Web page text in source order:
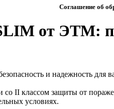
Соглашение об
от ЭТМ:
II классом защиты от
условиях.